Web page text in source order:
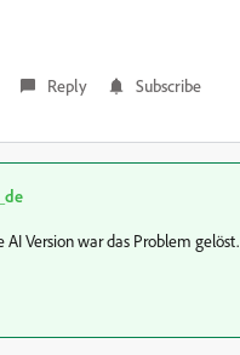
Reply Subscribe
Version war das Problem gelöst.